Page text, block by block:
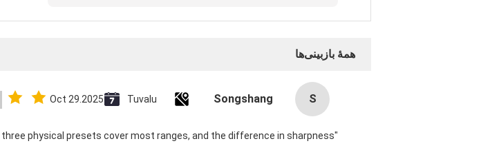
همهٔ بازبینی‌ها
S
Songshang
Tuvalu
Oct 29.2025
three physical presets cover most ranges, and the difference in sharpness